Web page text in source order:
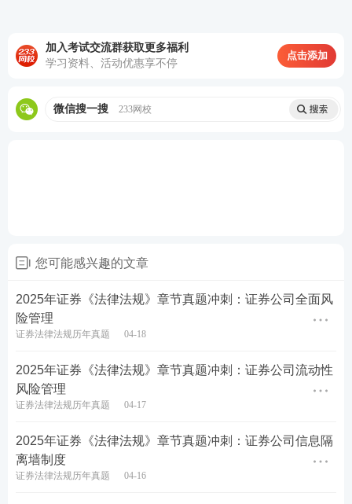
领取哦！
证券考试后官方不公布真题答案，233网校将在证
来源于考生回忆版/网络汇总版，233网校仅做汇
总收集整理。收集到题目将会同步更新至233网校
接进入233网校估分小程序，及时对答案，提前知
晓成绩！
证券备考计划
从近几年考情来看，证券考试考查内容越来越
加入考试交流群获取更多福利
学习资料、活动优惠享不停
点击添加
微信搜一搜 233网校
您可能感兴趣的文章
2025年证券《法律法规》章节真题冲刺：证券公司全面风
险管理
证券法律法规历年真题 04-18
2025年证券《法律法规》章节真题冲刺：证券公司流动性
风险管理
证券法律法规历年真题 04-17
2025年证券《法律法规》章节真题冲刺：证券公司信息隔
离墙制度
证券法律法规历年真题 04-16